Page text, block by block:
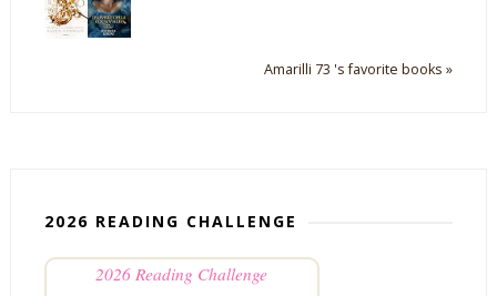
Amarilli 73 's favorite books »
2026 READING CHALLENGE
2026 Reading Challenge